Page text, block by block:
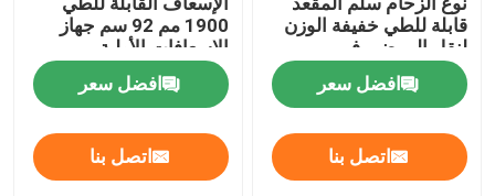
سرير الفحص الكهربائي
قابلة للطي خفيفة الوزن
لنقل المرضى في
المستشفى
افضل سعر
اتصل بنا
1900 مم 92 سم جهاز
الإسعافات الأولية
افضل سعر
اتصل بنا